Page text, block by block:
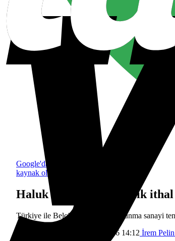
Google'da tercih edilen
kaynak olarak ekle
Haluk Görgün: Güvenlik ithal
Türkiye ile Belçika arasındaki savunma sanayi
15 Mayıs 2026 14:12 İrem